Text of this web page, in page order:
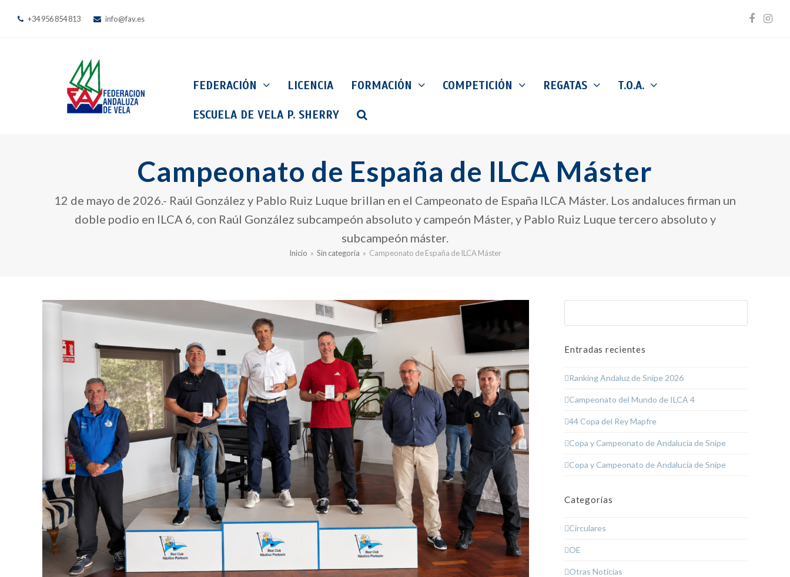
+34 956 854 813 info@fav.es
FEDERACIÓN LICENCIA FORMACIÓN COMPETICIÓN REGATAS T.O.A.
ESCUELA DE VELA P. SHERRY
Campeonato de España de ILCA Máster
12 de mayo de 2026.- Raúl González y Pablo Ruiz Luque brillan en el Campeonato de España ILCA Máster. Los andaluces firman un
doble podio en ILCA 6, con Raúl González subcampeón absoluto y campeón Máster, y Pablo Ruiz Luque tercero absoluto y
subcampeón máster.
Inicio » Sin categoría » Campeonato de España de ILCA Máster
Entradas recientes
Ranking Andaluz de Snipe 2026
Campeonato del Mundo de ILCA 4
44 Copa del Rey Mapfre
Copa y Campeonato de Andalucía de Snipe
Copa y Campeonato de Andalucía de Snipe
Categorías
Circulares
OE
Otras Noticias